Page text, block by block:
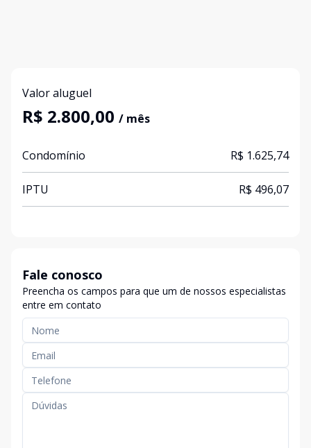
Valor aluguel
R$ 2.800,00 / mês
Condomínio R$ 1.625,74
IPTU R$ 496,07
Fale conosco
Preencha os campos para que um de nossos especialistas
entre em contato